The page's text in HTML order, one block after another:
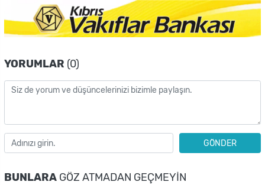
YORUMLAR (0)
GÖNDER
BUNLARA GÖZ ATMADAN GEÇMEYIN